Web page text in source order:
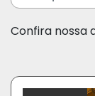
Fabricante
Confira nossa